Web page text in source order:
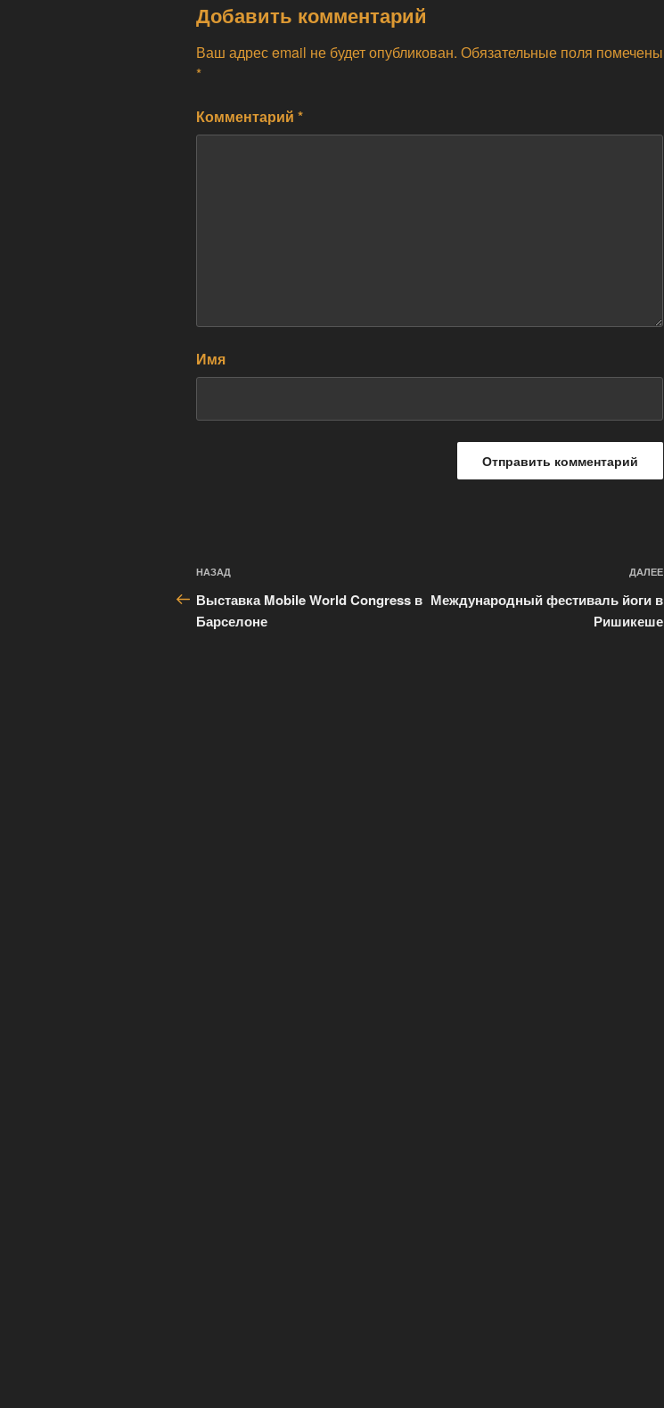
Добавить комментарий
Ваш адрес email не будет опубликован. Обязательные поля помечены
*
Комментарий *
Имя
Навигация
по
записям
Предыдущая
запись:
НАЗАД
Выставка Mobile World Congress в
Барселоне
ДАЛЕЕ
Международный фестиваль йоги в
Ришикеше